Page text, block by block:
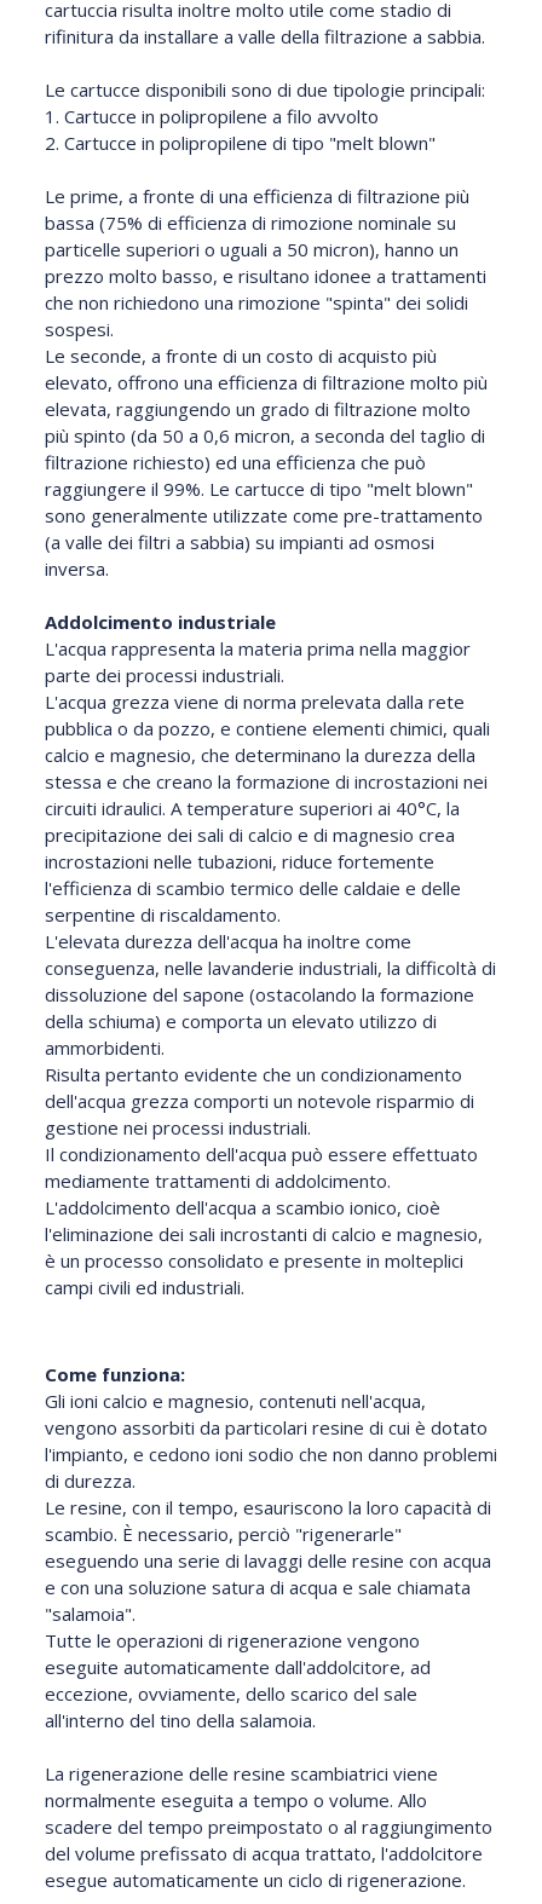
cartuccia risulta inoltre molto utile come stadio di
rifinitura da installare a valle della filtrazione a sabbia.
Le cartucce disponibili sono di due tipologie principali:
1. Cartucce in polipropilene a filo avvolto
2. Cartucce in polipropilene di tipo "melt blown"
Le prime, a fronte di una efficienza di filtrazione più
bassa (75% di efficienza di rimozione nominale su
particelle superiori o uguali a 50 micron), hanno un
prezzo molto basso, e risultano idonee a trattamenti
che non richiedono una rimozione "spinta" dei solidi
sospesi.
Le seconde, a fronte di un costo di acquisto più
elevato, offrono una efficienza di filtrazione molto più
elevata, raggiungendo un grado di filtrazione molto
più spinto (da 50 a 0,6 micron, a seconda del taglio di
filtrazione richiesto) ed una efficienza che può
raggiungere il 99%. Le cartucce di tipo "melt blown"
sono generalmente utilizzate come pre-trattamento
(a valle dei filtri a sabbia) su impianti ad osmosi
inversa.
Addolcimento industriale
L'acqua rappresenta la materia prima nella maggior
parte dei processi industriali.
L'acqua grezza viene di norma prelevata dalla rete
pubblica o da pozzo, e contiene elementi chimici, quali
calcio e magnesio, che determinano la durezza della
stessa e che creano la formazione di incrostazioni nei
circuiti idraulici. A temperature superiori ai 40°C, la
precipitazione dei sali di calcio e di magnesio crea
incrostazioni nelle tubazioni, riduce fortemente
l'efficienza di scambio termico delle caldaie e delle
serpentine di riscaldamento.
L'elevata durezza dell'acqua ha inoltre come
conseguenza, nelle lavanderie industriali, la difficoltà di
dissoluzione del sapone (ostacolando la formazione
della schiuma) e comporta un elevato utilizzo di
ammorbidenti.
Risulta pertanto evidente che un condizionamento
dell'acqua grezza comporti un notevole risparmio di
gestione nei processi industriali.
Il condizionamento dell'acqua può essere effettuato
mediamente trattamenti di addolcimento.
L'addolcimento dell'acqua a scambio ionico, cioè
l'eliminazione dei sali incrostanti di calcio e magnesio,
è un processo consolidato e presente in molteplici
campi civili ed industriali.
Come funziona:
Gli ioni calcio e magnesio, contenuti nell'acqua,
vengono assorbiti da particolari resine di cui è dotato
l'impianto, e cedono ioni sodio che non danno problemi
di durezza.
Le resine, con il tempo, esauriscono la loro capacità di
scambio. È necessario, perciò "rigenerarle"
eseguendo una serie di lavaggi delle resine con acqua
e con una soluzione satura di acqua e sale chiamata
"salamoia".
Tutte le operazioni di rigenerazione vengono
eseguite automaticamente dall'addolcitore, ad
eccezione, ovviamente, dello scarico del sale
all'interno del tino della salamoia.
La rigenerazione delle resine scambiatrici viene
normalmente eseguita a tempo o volume. Allo
scadere del tempo preimpostato o al raggiungimento
del volume prefissato di acqua trattato, l'addolcitore
esegue automaticamente un ciclo di rigenerazione.